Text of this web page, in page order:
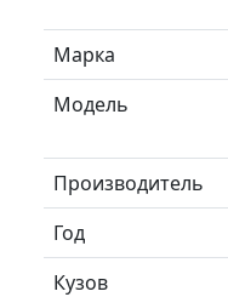
Марка
Модель
Производитель
Год
Кузов